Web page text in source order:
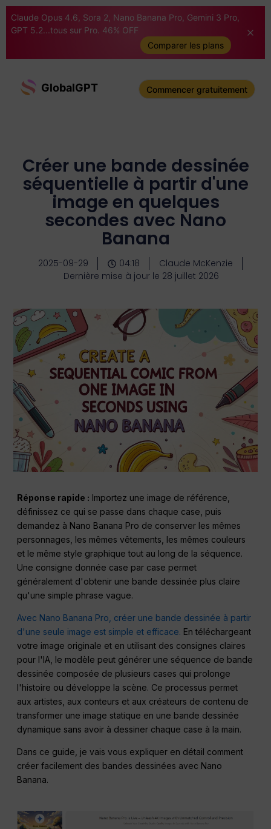
Claude Opus 4.6, Sora 2, Nano Banana Pro, Gemini 3 Pro,
GPT 5.2...tous sur Pro. 46% OFF
Comparer les plans
GlobalGPT Commencer gratuitement
Créer une bande dessinée
séquentielle à partir d'une
image en quelques
secondes avec Nano
Banana
2025-09-29 04:18
Claude McKenzie
Dernière mise à jour le 28 juillet 2026
Réponse rapide : Importez une image de référence,
définissez ce qui se passe dans chaque case, puis
demandez à Nano Banana Pro de conserver les mêmes
personnages, les mêmes vêtements, les mêmes couleurs
et le même style graphique tout au long de la séquence.
Une consigne donnée case par case permet
généralement d'obtenir une bande dessinée plus claire
qu'une simple phrase vague.
Avec Nano Banana Pro, créer une bande dessinée à partir
d'une seule image est simple et efficace. En téléchargeant
votre image originale et en utilisant des consignes claires
pour l'IA, le modèle peut générer une séquence de bande
dessinée composée de plusieurs cases qui prolonge
l'histoire ou développe la scène. Ce processus permet
aux artistes, aux conteurs et aux créateurs de contenu de
transformer une image statique en une bande dessinée
dynamique sans avoir à dessiner chaque case à la main.
Dans ce guide, je vais vous expliquer en détail comment
créer facilement des bandes dessinées avec Nano
Banana.